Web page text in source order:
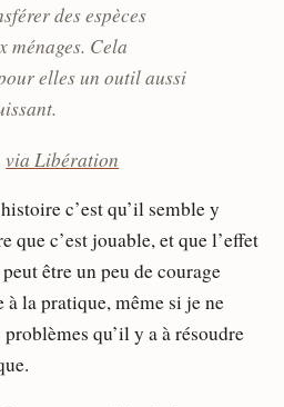
des espèces
ménages. Cela
elles un outil aussi
via Libération
c’est qu’il semble y
que c’est jouable, et que l’effet
être un peu de courage
à la pratique, même si je ne
qu’il y a à résoudre